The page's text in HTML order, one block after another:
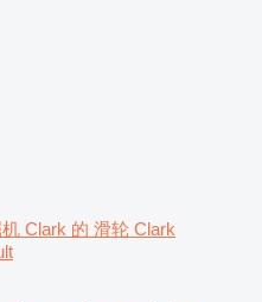
Clark 的 滑轮 Clark